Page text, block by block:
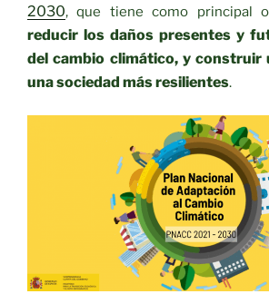
2030, que tiene como principal
reducir los daños presentes y
del cambio climático, y construir
una sociedad más resilientes.